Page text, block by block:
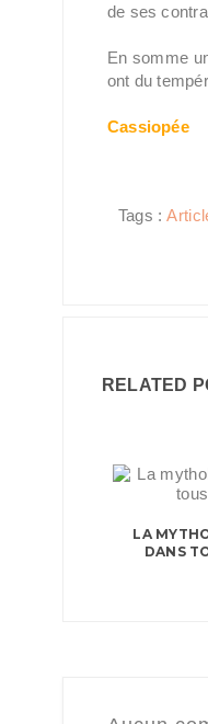
de ses
En somme
ont du
Cassiopée
Tags :
RELATED
LA
DANS